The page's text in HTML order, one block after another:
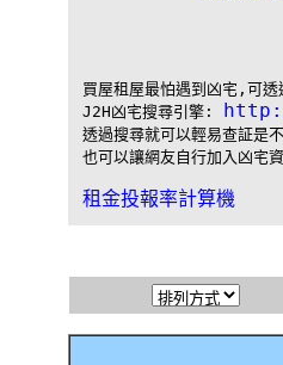
買屋租屋最怕遇到凶宅,可
J2H凶宅搜尋引擎:
透過搜尋就可以輕易查証是
租金投報率計算機